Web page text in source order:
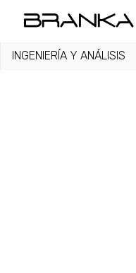
INGENIERÍA Y ANÁLISIS